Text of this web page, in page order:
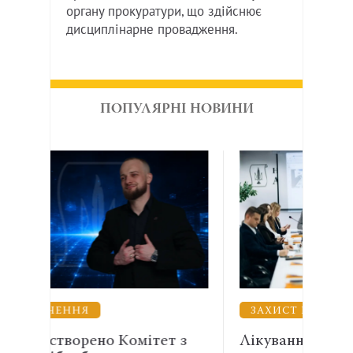
органу прокуратури, що здійснює
дисциплінарне провадження.
ПОПУЛЯРНІ НОВИНИ
Лікування, вислуга і правнича